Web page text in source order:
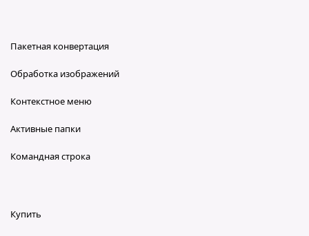
Пакетная конвертация
Обработка изображений
Контекстное меню
Активные папки
Командная строка
Купить